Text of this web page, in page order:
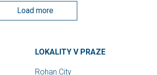
Load more
LOKALITY V PRAZE
Rohan City